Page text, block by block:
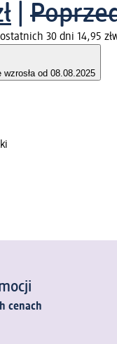
30 dni 14,95 zł
wzrosła od 08.08.2025
cenach